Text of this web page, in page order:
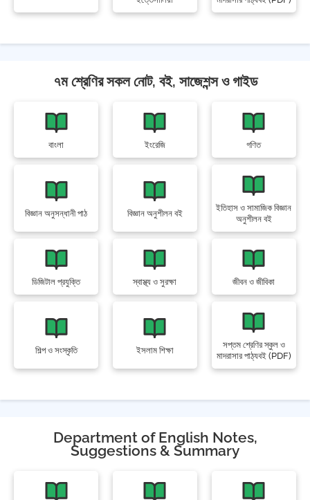
৭ম শ্রেণির সকল নোট, বই, সাজেশন্স ও গাইড
বাংলা ইংরেজি গণিত
বিজ্ঞান অনুসন্ধানী পাঠ বিজ্ঞান অনুশীলন বই
ইতিহাস ও সামাজিক বিজ্ঞান
অনুশীলন বই
ডিজিটাল প্রযুক্তি স্বাস্থ্য ও সুরক্ষা জীবন ও জীবিকা
শিল্প ও সংস্কৃতি ইসলাম শিক্ষা
সপ্তম শ্রেণির স্কুল ও
মাদরাসার পাঠ্যবই (PDF)
Department of English Notes,
Suggestions & Summary